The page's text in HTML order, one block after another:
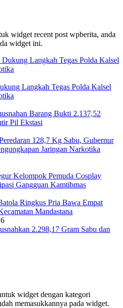
widget recent post wpberita, anda
widget ini.
Langkah Tegas Polda Kalsel
Barang Bukti 2.137,52
Pil Ekstasi
128,7 Kg Sabu, Gubernur
Jaringan Narkotika
Kelompok Pemuda Cosplay
Gangguan Kamtibmas
Ringkus Pria Bawa Empat
Mandastana
2.298,17 Gram Sabu dan
widget dengan kategori
memasukkannya pada widget.